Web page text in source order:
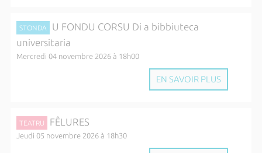
STONDA
U FONDU CORSU Di a bibbiuteca
universitaria
Mercredi 04 novembre 2026 à 18h00
EN SAVOIR PLUS
TEATRU FÊLURES
Jeudi 05 novembre 2026 à 18h30